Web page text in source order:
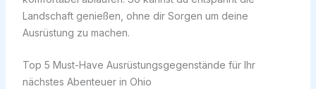
Landschaft genießen, ohne dir Sorgen um deine
Ausrüstung zu machen.
Top 5 Must-Have Ausrüstungsgegenstände für Ihr
nächstes Abenteuer in Ohio